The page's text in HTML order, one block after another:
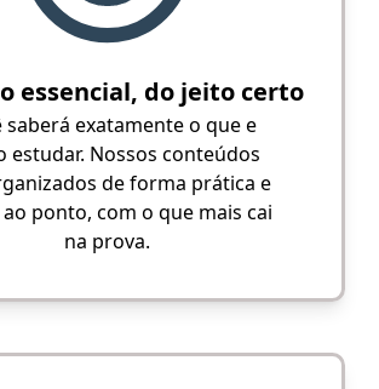
essencial, do jeito certo
saberá exatamente o que e
estudar. Nossos conteúdos
de forma prática e
ponto, com o que mais cai
na prova.